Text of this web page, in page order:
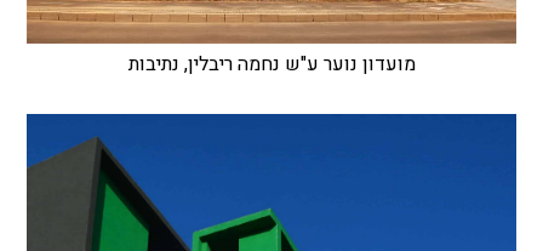
מועדון נוער ע"ש נחמה ריבלין, נתיבות